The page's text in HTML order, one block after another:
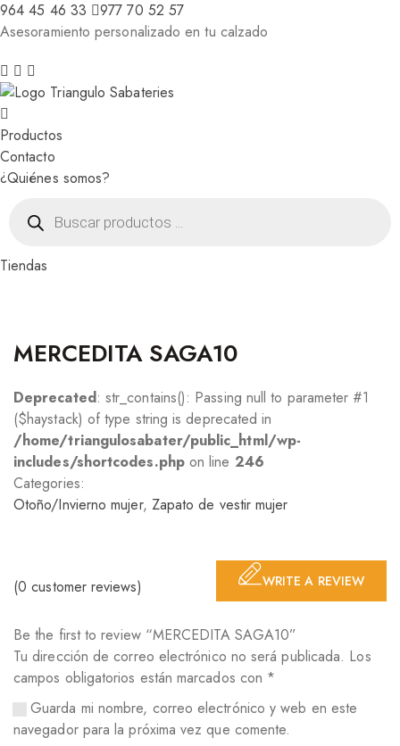
964 45 46 33
977 70 52 57
Asesoramiento personalizado en tu calzado
Productos
Contacto
¿Quiénes somos?
productos
Tiendas
MERCEDITA SAGA10
Deprecated: str_contains(): Passing null to parameter #1
($haystack) of type string is deprecated in
/home/triangulosabater/public_html/wp-
includes/shortcodes.phpon line 246
Categories:
Otoño/Invierno mujer, Zapato de vestir mujer
(0 customer reviews) WRITE A REVIEW
Be the first to review “MERCEDITA SAGA10”
Tu dirección de correo electrónico no será publicada. Los
campos obligatorios están marcados con *
Guarda mi nombre, correo electrónico y web en este
navegador para la próxima vez que comente.